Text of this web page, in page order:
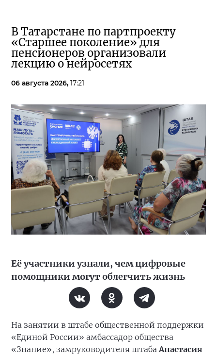
В Татарстане по партпроекту
«Старшее поколение» для
пенсионеров организовали
лекцию о нейросетях
06 августа 2026, 17:21
Её участники узнали, чем цифровые
помощники могут облегчить жизнь
На занятии в штабе общественной поддержки
«Единой России» амбассадор общества
«Знание», замруководителя штабаАнастасия